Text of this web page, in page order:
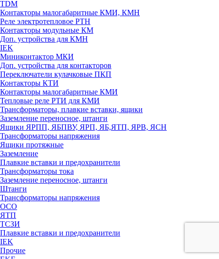
TDM
Контакторы малогабаритные КМИ, КМН
Реле электротепловое РТН
Контакторы модульные КМ
Доп. устройства для КМН
IEK
Миниконтактор МКИ
Доп. устройства для контакторов
Переключатели кулачковые ПКП
Контакторы КТИ
Контакторы малогабаритные КМИ
Тепловые реле РTИ для КМИ
Трансформаторы, плавкие вставки, ящики
Заземление переносное, штанги
Ящики ЯРПП, ЯБПВУ, ЯРП, ЯБ,ЯТП, ЯРВ, ЯСН
Трансформаторы напряжения
Ящики протяжные
Заземление
Плавкие вставки и предохранители
Трансформаторы тока
Заземление переносное, штанги
Штанги
Трансформаторы напряжения
ОСО
ЯТП
ТСЗИ
Плавкие вставки и предохранители
IEK
Прочие